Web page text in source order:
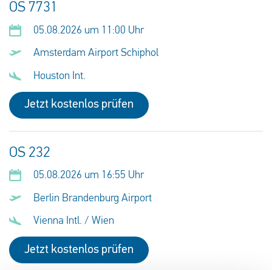
OS 7731
05.08.2026 um 11:00 Uhr
Amsterdam Airport Schiphol
Houston Int.
Jetzt kostenlos prüfen
OS 232
05.08.2026 um 16:55 Uhr
Berlin Brandenburg Airport
Vienna Intl. / Wien
Jetzt kostenlos prüfen